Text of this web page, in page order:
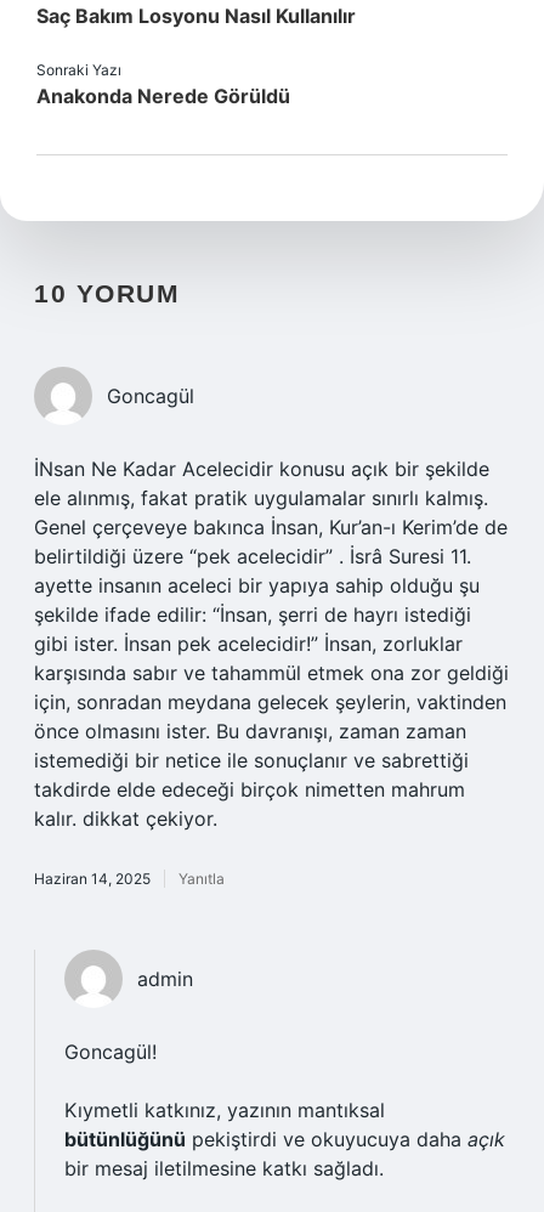
Saç Bakım Losyonu Nasıl Kullanılır
Sonraki Yazı
Anakonda Nerede Görüldü
10 YORUM
Goncagül
İNsan Ne Kadar Acelecidir konusu açık bir şekilde
ele alınmış, fakat pratik uygulamalar sınırlı kalmış.
Genel çerçeveye bakınca İnsan, Kur’an-ı Kerim’de de
belirtildiği üzere “pek acelecidir” . İsrâ Suresi 11.
ayette insanın aceleci bir yapıya sahip olduğu şu
şekilde ifade edilir: “İnsan, şerri de hayrı istediği
gibi ister. İnsan pek acelecidir!” İnsan, zorluklar
karşısında sabır ve tahammül etmek ona zor geldiği
için, sonradan meydana gelecek şeylerin, vaktinden
önce olmasını ister. Bu davranışı, zaman zaman
istemediği bir netice ile sonuçlanır ve sabrettiği
takdirde elde edeceği birçok nimetten mahrum
kalır. dikkat çekiyor.
Haziran 14, 2025 Yanıtla
admin
Goncagül!
Kıymetli katkınız, yazının mantıksal
bütünlüğünü pekiştirdi ve okuyucuya daha açık
bir mesaj iletilmesine katkı sağladı.